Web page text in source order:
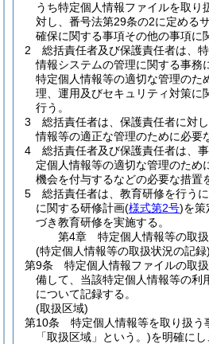
うち特定個人情報ファイルを取り
対し、番号法第29条の2に定める
確保に関する事項その他の事項に
2
総括責任者及び保護責任者は、
情報システムの管理に関する事務
特定個人情報等の適切な管理のた
理、運用及びセキュリティ対策に
行う。
3
総括責任者は、保護責任者に対
情報等の適正な管理のために必要
4
総括責任者及び保護責任者は、
定個人情報等の適切な管理のため
機会を付与するなどの必要な措置
5
総括責任者は、教育研修を行う
に関する研修計画(様式第2号)を策
づき教育研修を実施する。
第4章
特定個人情報等の取
(特定個人情報等の取扱状況の記録)
第9条
特定個人情報ファイルの取
備して、当該特定個人情報等の利
について記録する。
(取扱区域)
第10条
特定個人情報等を取り扱う
「取扱区域」という。)を明確に